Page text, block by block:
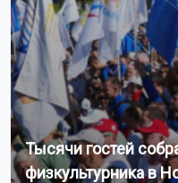
Тысячи гостей
физкультурника в